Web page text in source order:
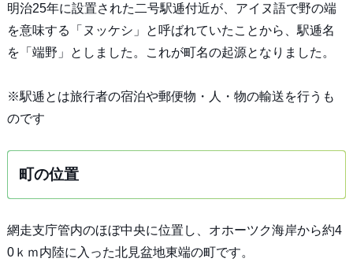
明治25年に設置された二号駅逓付近が、アイヌ語で野の端
を意味する「ヌッケシ」と呼ばれていたことから、駅逓名
を「端野」としました。これが町名の起源となりました。
※駅逓とは旅行者の宿泊や郵便物・人・物の輸送を行うも
のです
町の位置
網走支庁管内のほぼ中央に位置し、オホーツク海岸から約4
0ｋｍ内陸に入った北見盆地東端の町です。